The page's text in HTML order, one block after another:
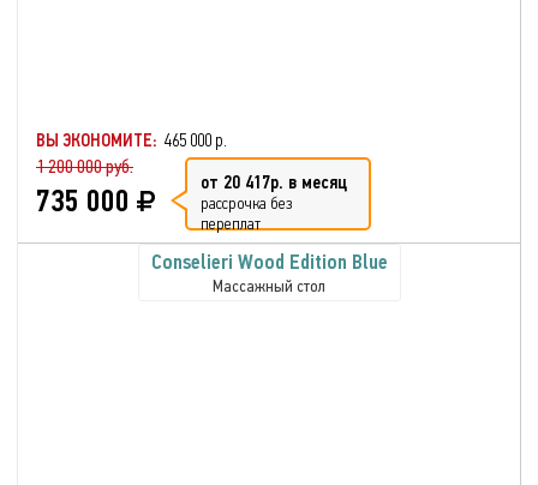
ВЫ ЭКОНОМИТЕ: 465 000 р.
1 200 000 руб.
735 000 от 20 417р. в месяц
рассрочка без
переплат
Conselieri Wood Edition Blue
Массажный стол